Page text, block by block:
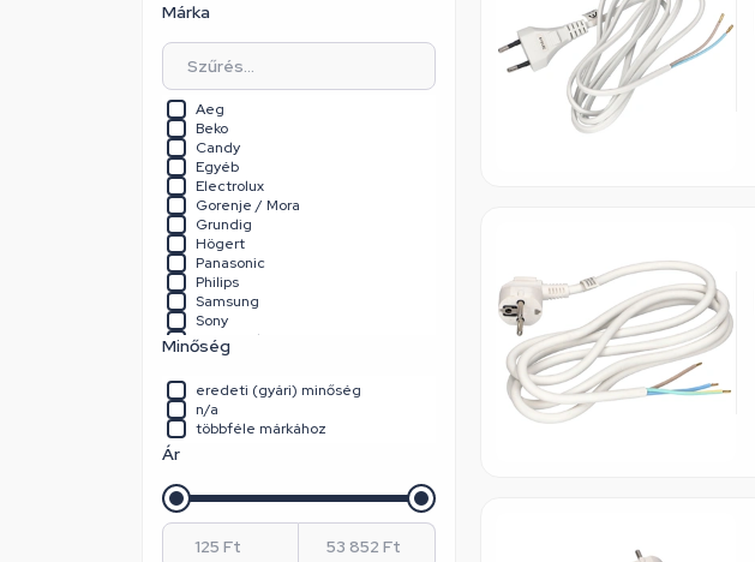
Márka
Aeg
Beko
Candy
Egyéb
Electrolux
Gorenje / Mora
Grundig
Högert
Panasonic
Philips
Samsung
Sony
Univerzális
Whirlpool / Indesit
Minőség
eredeti (gyári) minőség
n/a
többféle márkához
Ár